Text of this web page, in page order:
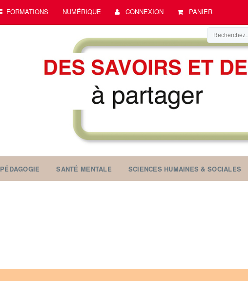
FORMATIONS NUMÉRIQUE CONNEXION PANIER
PÉDAGOGIE SANTÉ MENTALE SCIENCES HUMAINES & SOCIALES